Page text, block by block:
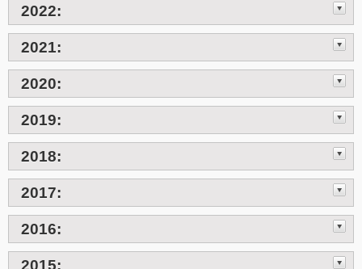
2022:
2021:
2020:
2019:
2018:
2017:
2016: